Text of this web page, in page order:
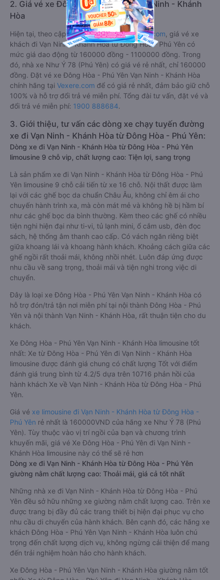
2. Giá vé xe Đông Hòa - Phú Yên Vạn Ninh - Khánh
Hòa
Hiện tại, theo cập nhật mới nhất củaVexere.com , giá vé xe
khách đi Vạn Ninh - Khánh Hòa từ Đông Hòa - Phú Yên có
mức giá dao động từ 160000 đồng - 1100000 đồng. Trong
đó, nhà xe Như Ý 78 (Phú Yên) có giá vé rẻ nhất, chỉ 160000
đồng. Đặt vé xe Đông Hòa - Phú Yên Vạn Ninh - Khánh Hòa
chính hãng tại Vexere.com để có giá rẻ nhất, đảm bảo giữ chỗ
100% và hỗ trợ đổi trả vé miễn phí. Tổng đài tư vấn, đặt vé và
đổi trả vé miễn phí: 1900 888684.
3. Giới thiệu, tư vấn các dòng xe chạy tuyến đường
xe đi Vạn Ninh - Khánh Hòa từ Đông Hòa - Phú Yên:
Dòng xe đi Vạn Ninh - Khánh Hòa từ Đông Hòa - Phú Yên
limousine 9 chỗ vip, chất lượng cao: Tiện lợi, sang trọng
Là sản phẩm xe đi Vạn Ninh - Khánh Hòa từ Đông Hòa - Phú
Yên limousine 9 chỗ cải tiến từ xe 16 chỗ. Nội thất được làm
lại với các ghế bọc da chuẩn Châu Âu, không chỉ êm ái cho
chuyến hành trình xa, mà còn mát mẻ và không hề bị hầm bí
như các ghế bọc da bình thường. Kèm theo các ghế có nhiều
tiện nghi hiện đại như ti-vi, tủ lạnh mini, ổ cắm usb, đèn đọc
sách, hệ thống âm thanh cao cấp. Có vách ngăn riêng biệt
giữa khoang lái và khoang hành khách. Khoảng cách giữa các
ghế ngồi rất thoải mái, không nhồi nhét. Luôn đáp ứng được
nhu cầu về sang trọng, thoải mái và tiện nghi trong việc di
chuyển.
Đây là loại xe Đông Hòa - Phú Yên Vạn Ninh - Khánh Hòa có
hỗ trợ đón/trả tận nơi miễn phí tại nội thành Đông Hòa - Phú
Yên và nội thành Vạn Ninh - Khánh Hòa, rất thuận tiện cho du
khách.
Xe Đông Hòa - Phú Yên Vạn Ninh - Khánh Hòa limousine tốt
nhất: Xe từ Đông Hòa - Phú Yên đi Vạn Ninh - Khánh Hòa
limousine được đánh giá chung có chất lượng Tốt với điểm
đánh giá trung bình từ 4.2/5 dựa trên 10716 phản hồi của
hành khách Xe về Vạn Ninh - Khánh Hòa từ Đông Hòa - Phú
Yên.
Giá vé xe limousine đi Vạn Ninh - Khánh Hòa từ Đông Hòa -
Phú Yên rẻ nhất là 160000VND của hãng xe Như Ý 78 (Phú
Yên). Tùy thuộc vào vị trí ngồi của bạn và chương trình
khuyến mãi, giá vé Xe Đông Hòa - Phú Yên đi Vạn Ninh -
Khánh Hòa limousine này có thể sẽ rẻ hơn
Dòng xe đi Vạn Ninh - Khánh Hòa từ Đông Hòa - Phú Yên
giường nằm chất lượng cao: Thoải mái, giá cả tốt nhất
Những nhà xe đi Vạn Ninh - Khánh Hòa từ Đông Hòa - Phú
Yên đều sở hữu những xe giường nằm chất lượng cao. Trên xe
được trang bị đầy đủ các trang thiết bị hiện đại phục vụ cho
nhu cầu di chuyển của hành khách. Bên cạnh đó, các hãng xe
khách Đông Hòa - Phú Yên Vạn Ninh - Khánh Hòa luôn chú
trọng đến chất lượng dịch vụ, không ngừng cải thiện để mang
đến trải nghiệm hoàn hảo cho hành khách.
Xe Đông Hòa - Phú Yên Vạn Ninh - Khánh Hòa giường nằm tốt